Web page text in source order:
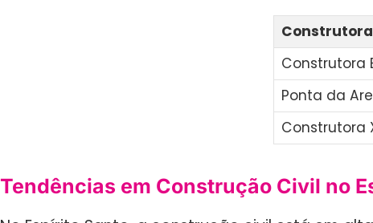
Construtora
Construtora
Ponta da
Construtora
Tendências em Construção Civil no